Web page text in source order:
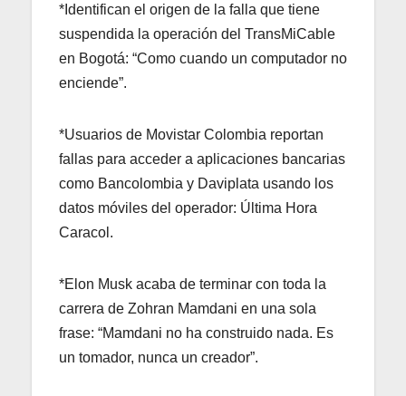
*Identifican el origen de la falla que tiene
suspendida la operación del TransMiCable
en Bogotá: “Como cuando un computador no
enciende”.
*Usuarios de Movistar Colombia reportan
fallas para acceder a aplicaciones bancarias
como Bancolombia y Daviplata usando los
datos móviles del operador: Última Hora
Caracol.
*Elon Musk acaba de terminar con toda la
carrera de Zohran Mamdani en una sola
frase: “Mamdani no ha construido nada. Es
un tomador, nunca un creador”.